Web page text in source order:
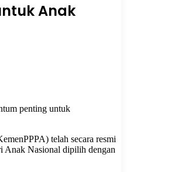
Anak
penting untuk
telah secara resmi
Anak Nasional dipilih dengan